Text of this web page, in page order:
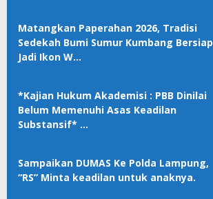
Matangkan Paperahan 2026, Tradisi
Sedekah Bumi Sumur Kumbang Bersiap
Jadi Ikon W…
*Kajian Hukum Akademisi : PBB Dinilai
Belum Memenuhi Asas Keadilan
Substansif* …
Sampaikan DUMAS Ke Polda Lampung,
“RS” Minta keadilan untuk anaknya.